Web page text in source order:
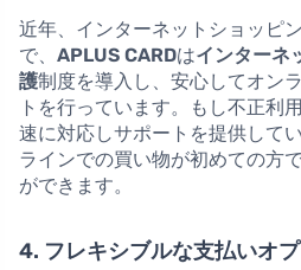
近年、インターネットショッピ
で、 APLUS CARDはインターネ
護制度を導入し、安心してオン
トを行っています。もし不正利
速に対応しサポートを提供して
ラインでの買い物が初めての方
ができます。
4. フレキシブルな支払いオ